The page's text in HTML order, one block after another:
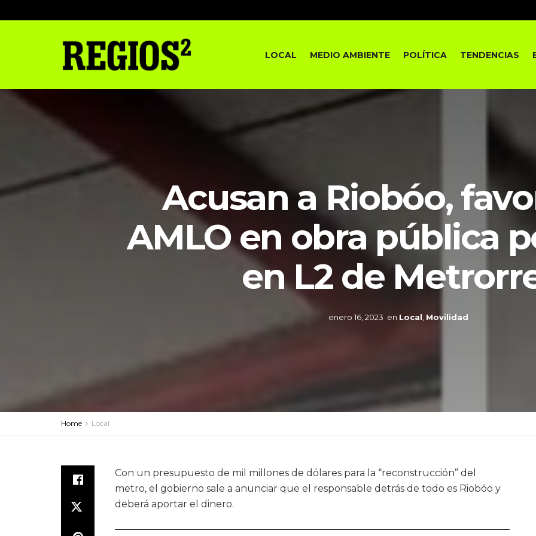
LOCAL MEDIO AMBIENTE POLÍTICA TENDENCIAS
Acusan a Riobóo,
AMLO en obra pública
en L2 de
enero 16, 2023 en Local Movilidad
Home Local
Con un presupuesto de mil millones de dólares para la “reconstrucción” del
metro, el gobierno sale a anunciar que el responsable detrás de todo es Riobóo y
deberá aportar el dinero.